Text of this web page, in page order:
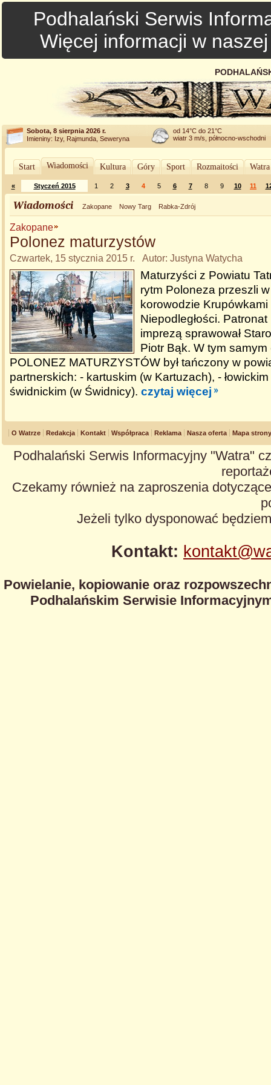
Podhalański Serwis
Więcej informacji w
Sobota, 8 sierpnia 2026 r.
Imieniny: Izy, Rajmunda, Seweryna
od 14°C do 21°C
wiatr 3 m/s, północno-wschodni
Start Wiadomości Kultura Góry Sport Rozmaitości
« Styczeń 2015 1 2 3 4 5 6 7 8 9 10 11
Wiadomości Zakopane Nowy Targ Rabka-Zdrój
Zakopane
Polonez maturzystów
Czwartek, 15 stycznia 2015 r. Autor: Justyna Watycha
Maturzyści z Powiatu
rytm Poloneza przeszli
korowodzie
Niepodległości.
imprezą sprawował
Piotr Bąk. W tym samym
POLONEZ MATURZYSTÓW był tańczony w
partnerskich: - kartuskim (w Kartuzach), -
świdnickim (w Świdnicy). czytaj więcej
O Watrze Redakcja Kontakt Współpraca Reklama Nasza oferta Mapa strony
Podhalański Serwis Informacyjny "Watra"
Czekamy również na zaproszenia
Jeżeli tylko dysponować
Kontakt:
Powielanie, kopiowanie oraz
Podhalańskim Serwisie